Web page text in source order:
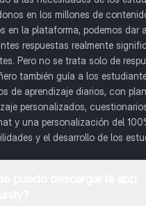
en los millones de
en la plataforma, podemos dar
respuestas realmente
Pero no se trata solo de
también guía a los
de aprendizaje diarios, con
personalizados,
y una personalización del
y el desarrollo de los